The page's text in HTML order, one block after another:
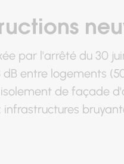
par l'arrêté du 30
entre logements
de façade